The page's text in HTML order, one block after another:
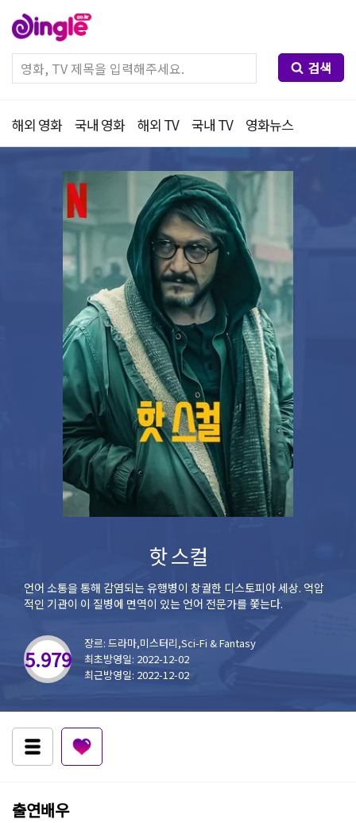
검색
해외 영화 국내 영화 해외 TV 국내 TV 영화뉴스
핫 스컬
언어 소통을 통해 감염되는 유행병이 창궐한 디스토피아 세상. 억압
적인 기관이 이 질병에 면역이 있는 언어 전문가를 쫓는다.
5.979
장르: 드라마,미스터리,Sci-Fi & Fantasy
최초방영일: 2022-12-02
최근방영일: 2022-12-02
출연배우